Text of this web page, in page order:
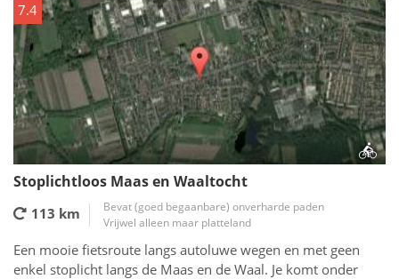
7.4
Stoplichtloos Maas en Waaltocht
113 km
Bevat (goed begaanbare) onverharde paden
Vrijwel alleen maar platteland
Een mooie fietsroute langs autoluwe wegen en met geen
enkel stoplicht langs de Maas en de Waal. Je komt onder